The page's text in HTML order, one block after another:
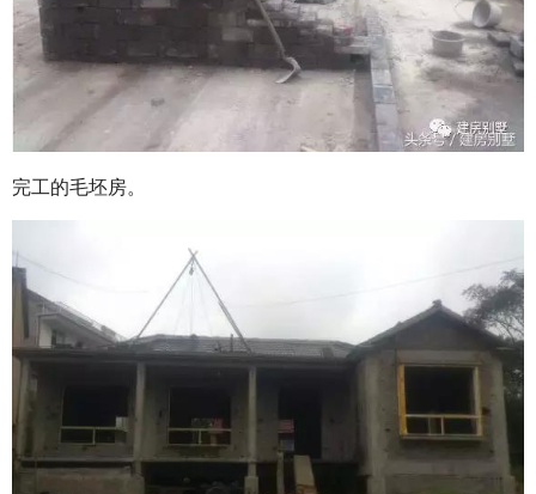
完工的毛坯房。